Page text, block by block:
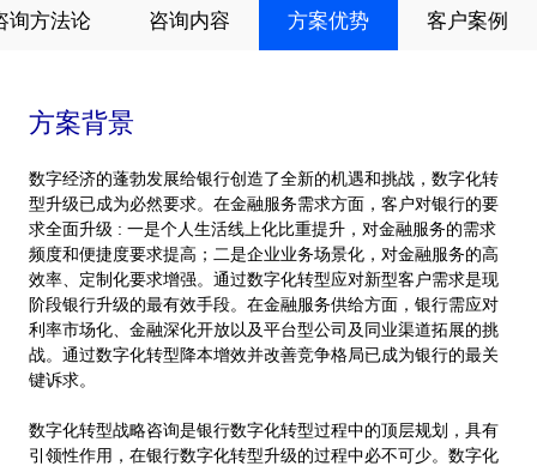
询方法论 咨询内容 方案优势 客户案例
方案背景
数字经济的蓬勃发展给银行创造了全新的机遇和挑战，数字化转
型升级已成为必然要求。在金融服务需求方面，客户对银行的要
求全面升级 : 一是个人生活线上化比重提升，对金融服务的需求
频度和便捷度要求提高；二是企业业务场景化，对金融服务的高
效率、定制化要求增强。通过数字化转型应对新型客户需求是现
阶段银行升级的最有效手段。在金融服务供给方面，银行需应对
利率市场化、金融深化开放以及平台型公司及同业渠道拓展的挑
战。通过数字化转型降本增效并改善竞争格局已成为银行的最关
键诉求。
数字化转型战略咨询是银行数字化转型过程中的顶层规划，具有
引领性作用，在银行数字化转型升级的过程中必不可少。数字化